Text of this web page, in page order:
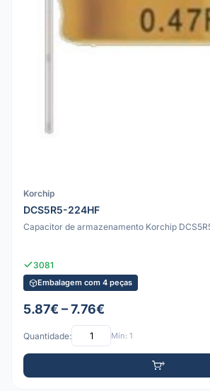
Korchip
DCS5R5-224HF
Capacitor de armazenamento Korchip
3081
Embalagem com 4 peças
5.87€ – 7.76€
Quantidade: Mín: 1